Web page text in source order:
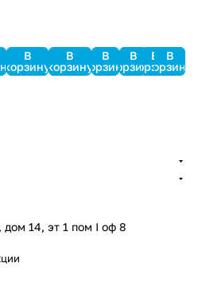
В
корзину
В
корзину
В
корзину
В
корзину
В
корзину
В
корзину
14, эт 1 пом I оф 8